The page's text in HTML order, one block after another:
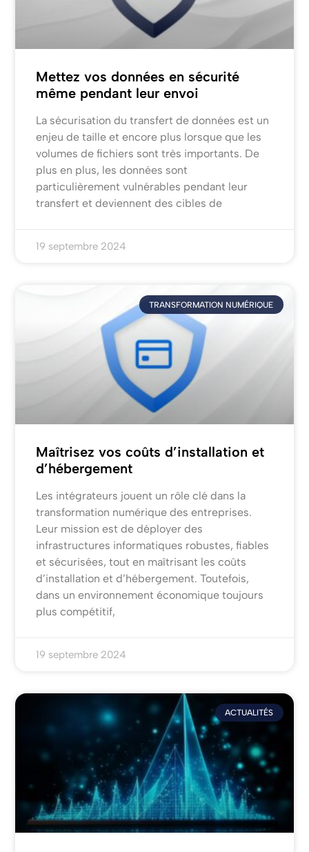
Mettez vos données en sécurité
même pendant leur envoi
La sécurisation du transfert de données est un
enjeu de taille et encore plus lorsque que les
volumes de fichiers sont très importants. De
plus en plus, les données sont
particulièrement vulnérables pendant leur
transfert et deviennent des cibles de
19 septembre 2024
TRANSFORMATION NUMÉRIQUE
Maîtrisez vos coûts d’installation et
d’hébergement
Les intégrateurs jouent un rôle clé dans la
transformation numérique des entreprises.
Leur mission est de déployer des
infrastructures informatiques robustes, fiables
et sécurisées, tout en maîtrisant les coûts
d’installation et d’hébergement. Toutefois,
dans un environnement économique toujours
plus compétitif,
19 septembre 2024
ACTUALITÉS